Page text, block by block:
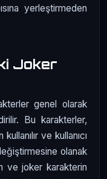
yerleştirmeden
Joker
genel olarak
Bu karakterler,
ve kullanıcı
olanak
ve joker karakterin